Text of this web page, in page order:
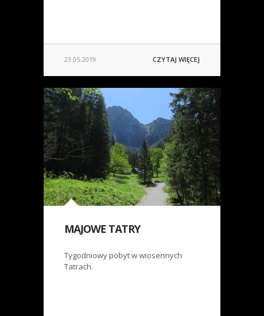
23.05.2019 CZYTAJ WIĘCEJ
MAJOWE TATRY
Tygodniowy pobyt w wiosennych
Tatrach.